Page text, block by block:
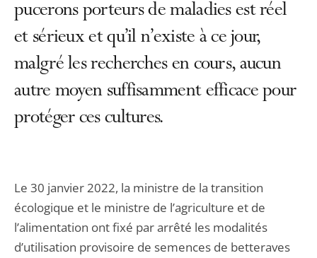
pucerons porteurs de maladies est réel
et sérieux et qu’il n’existe à ce jour,
malgré les recherches en cours, aucun
autre moyen suffisamment efficace pour
protéger ces cultures.
Le 30 janvier 2022, la ministre de la transition
écologique et le ministre de l’agriculture et de
l’alimentation ont fixé par arrêté les modalités
d’utilisation provisoire de semences de betteraves